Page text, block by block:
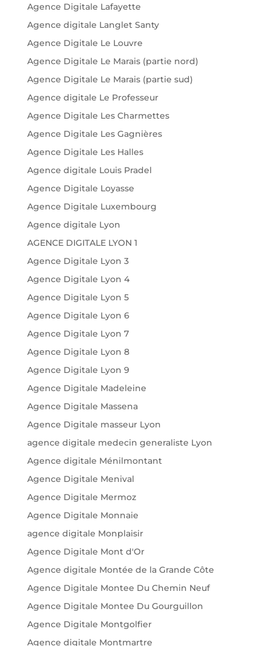
Agence Digitale Lafayette
Agence digitale Langlet Santy
Agence Digitale Le Louvre
Agence Digitale Le Marais (partie nord)
Agence Digitale Le Marais (partie sud)
Agence digitale Le Professeur
Agence Digitale Les Charmettes
Agence Digitale Les Gagnières
Agence Digitale Les Halles
Agence digitale Louis Pradel
Agence Digitale Loyasse
Agence Digitale Luxembourg
Agence digitale Lyon
AGENCE DIGITALE LYON 1
Agence Digitale Lyon 3
Agence Digitale Lyon 4
Agence Digitale Lyon 5
Agence Digitale Lyon 6
Agence Digitale Lyon 7
Agence Digitale Lyon 8
Agence Digitale Lyon 9
Agence Digitale Madeleine
Agence Digitale Massena
Agence Digitale masseur Lyon
agence digitale medecin generaliste Lyon
Agence digitale Ménilmontant
Agence Digitale Menival
Agence Digitale Mermoz
Agence Digitale Monnaie
agence digitale Monplaisir
Agence Digitale Mont d'Or
Agence digitale Montée de la Grande Côte
Agence Digitale Montee Du Chemin Neuf
Agence Digitale Montee Du Gourguillon
Agence Digitale Montgolfier
Agence digitale Montmartre